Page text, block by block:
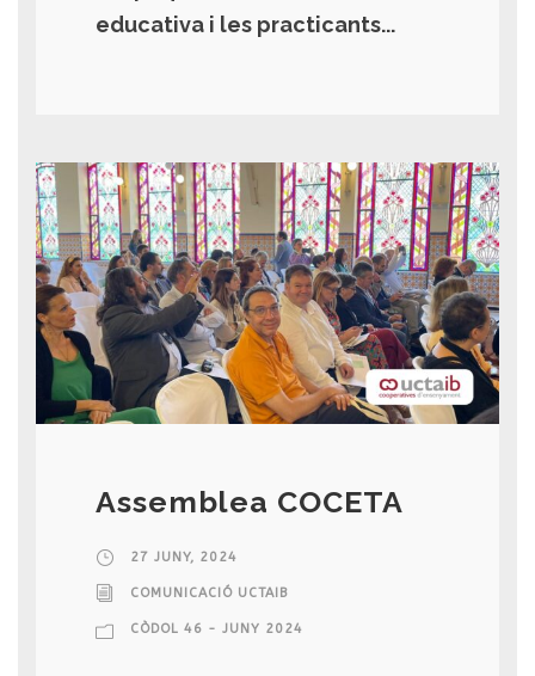
educativa i les practicants...
Assemblea COCETA
27 JUNY, 2024
COMUNICACIÓ UCTAIB
CÒDOL 46 - JUNY 2024